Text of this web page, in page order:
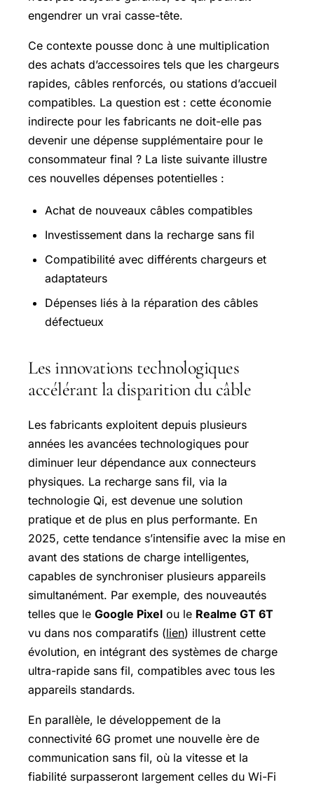
engendrer un vrai casse-tête.
Ce contexte pousse donc à une multiplication
des achats d’accessoires tels que les chargeurs
rapides, câbles renforcés, ou stations d’accueil
compatibles. La question est : cette économie
indirecte pour les fabricants ne doit-elle pas
devenir une dépense supplémentaire pour le
consommateur final ? La liste suivante illustre
ces nouvelles dépenses potentielles :
Achat de nouveaux câbles compatibles
Investissement dans la recharge sans fil
Compatibilité avec différents chargeurs et
adaptateurs
Dépenses liés à la réparation des câbles
défectueux
Les innovations technologiques
accélérant la disparition du câble
Les fabricants exploitent depuis plusieurs
années les avancées technologiques pour
diminuer leur dépendance aux connecteurs
physiques. La recharge sans fil, via la
technologie Qi, est devenue une solution
pratique et de plus en plus performante. En
2025, cette tendance s’intensifie avec la mise en
avant des stations de charge intelligentes,
capables de synchroniser plusieurs appareils
simultanément. Par exemple, des nouveautés
telles que le Google Pixel ou le Realme GT 6T
vu dans nos comparatifs (lien) illustrent cette
évolution, en intégrant des systèmes de charge
ultra-rapide sans fil, compatibles avec tous les
appareils standards.
En parallèle, le développement de la
connectivité 6G promet une nouvelle ère de
communication sans fil, où la vitesse et la
fiabilité surpasseront largement celles du Wi-Fi